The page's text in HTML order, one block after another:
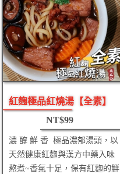
紅麴極品紅燒湯【全素】
NT$99
濃 醇 鮮 香 極品濃郁湯頭，以
天然健康紅麴與漢方中藥入味
熬煮~香氣十足，保有紅麴的鮮